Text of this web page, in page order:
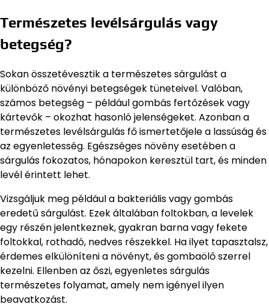
Természetes levélsárgulás vagy
betegség?
Sokan összetévesztik a természetes sárgulást a
különböző növényi betegségek tüneteivel. Valóban,
számos betegség – például gombás fertőzések vagy
kártevők – okozhat hasonló jelenségeket. Azonban a
természetes levélsárgulás fő ismertetőjele a lassúság és
az egyenletesség. Egészséges növény esetében a
sárgulás fokozatos, hónapokon keresztül tart, és minden
levél érintett lehet.
Vizsgáljuk meg például a bakteriális vagy gombás
eredetű sárgulást. Ezek általában foltokban, a levelek
egy részén jelentkeznek, gyakran barna vagy fekete
foltokkal, rothadó, nedves részekkel. Ha ilyet tapasztalsz,
érdemes elkülöníteni a növényt, és gombaölő szerrel
kezelni. Ellenben az őszi, egyenletes sárgulás
természetes folyamat, amely nem igényel ilyen
beavatkozást.